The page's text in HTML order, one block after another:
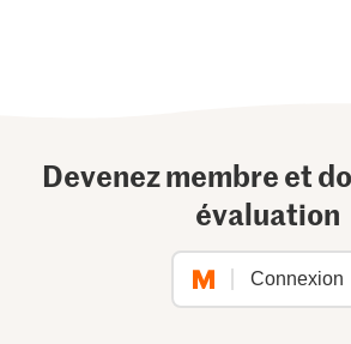
Devenez membre et
évaluation
Connexion